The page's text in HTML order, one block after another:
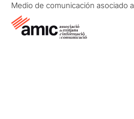
Medio de comunicación asociado a